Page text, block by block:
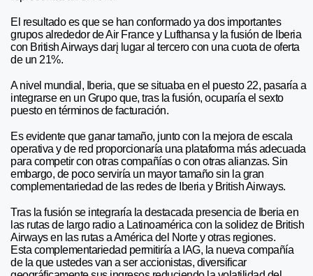
El resultado es que se han conformado ya dos importantes
grupos alrededor de Air France y Lufthansa y la fusión de Iberia
con British Airways darį lugar al tercero con una cuota de oferta
de un 21%.
A nivel mundial, Iberia, que se situaba en el puesto 22, pasaría a
integrarse en un Grupo que, tras la fusión, ocuparía el sexto
puesto en términos de facturación.
Es evidente que ganar tamaño, junto con la mejora de escala
operativa y de red proporcionaría una plataforma más adecuada
para competir con otras compañías o con otras alianzas. Sin
embargo, de poco serviría un mayor tamaño sin la gran
complementariedad de las redes de Iberia y British Airways.
Tras la fusión se integraría la destacada presencia de Iberia en
las rutas de largo radio a Latinoamérica con la solidez de British
Airways en las rutas a América del Norte y otras regiones.
Esta complementariedad permitiría a IAG, la nueva compañía
de la que ustedes van a ser accionistas, diversificar